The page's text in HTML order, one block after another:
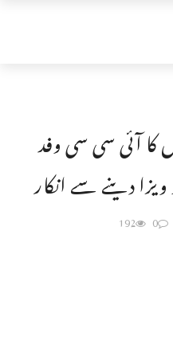
کا آئی سی سی وفد
دینے سے انکار
0
192